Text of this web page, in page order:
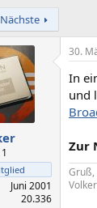
Nächste
Juni 2001
20.336
30.
In
und
Zur
Gruß,
Volker